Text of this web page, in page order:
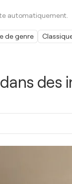
des
automatiquement.
de genre